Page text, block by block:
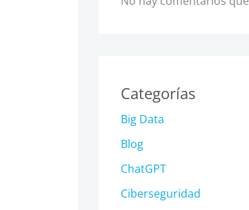
Categorías
Big Data
Blog
ChatGPT
Ciberseguridad